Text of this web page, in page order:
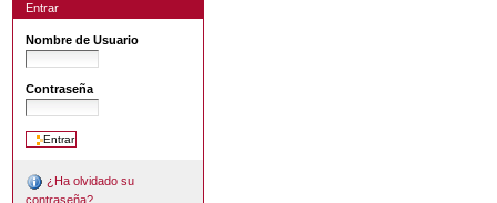
Entrar
Nombre de Usuario
Contraseña
¿Ha olvidado su
contraseña?